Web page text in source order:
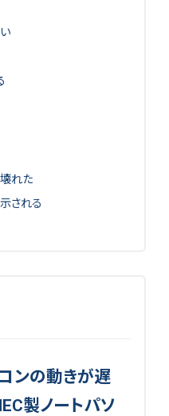
れた
される
ンの動きが遅
製ノートパソ